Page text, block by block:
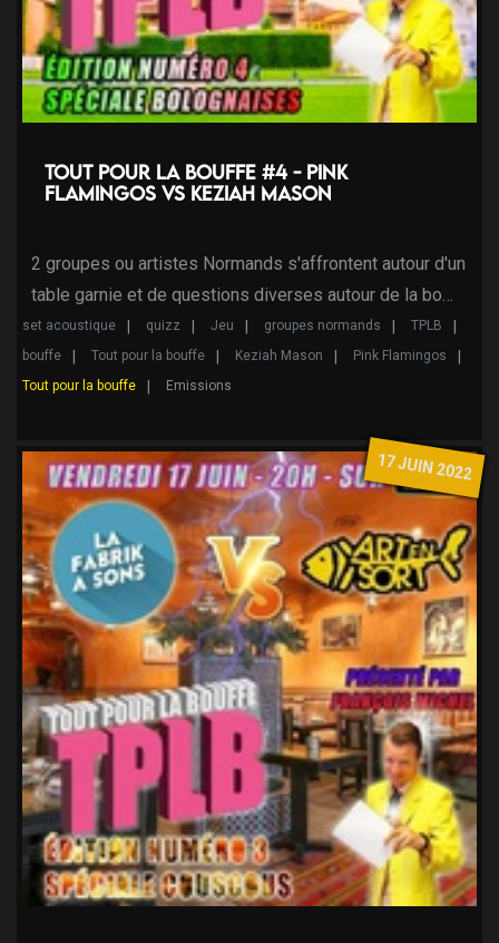
Tout pour la bouffe #4 - Pink
Flamingos VS Keziah Mason
2 groupes ou artistes Normands s'affrontent autour d'un
table garnie et de questions diverses autour de la bo…
set acoustique quizz Jeu groupes normands
TPLB
bouffe
Tout pour la bouffe Keziah Mason
Pink Flamingos
Tout pour la bouffe
Emissions
17 JUIN 2022